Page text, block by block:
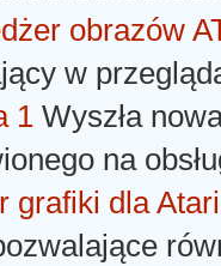
obrazów
w
1 Wyszła
na
grafiki dla Atari